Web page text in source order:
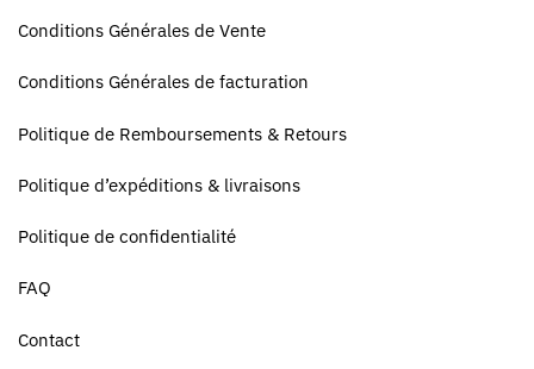
Conditions Générales de Vente
Conditions Générales de facturation
Politique de Remboursements & Retours
Politique d’expéditions & livraisons
Politique de confidentialité
FAQ
Contact